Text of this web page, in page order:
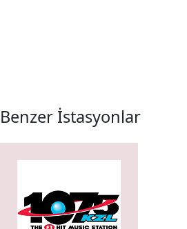
Benzer İstasyonlar